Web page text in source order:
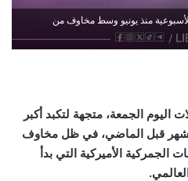
منذ يونيو وسط مخاوف من
اليوم الجمعة، متجهة لتكبد أكبر
قبل الماضي، في ظل مخاوف
الجمركية الأميركية التي بدأ